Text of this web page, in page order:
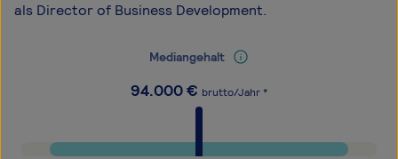
als Director of Business Development.
Mediangehalt
94.000€ brutto/Jahr *